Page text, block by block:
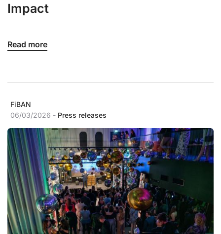
Impact
Read more
FiBAN
06/03/2026 - Press releases